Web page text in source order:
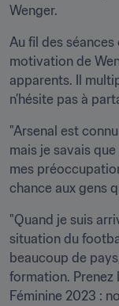
Wenger.
Au fil des séances
motivation de
apparents. Il
n’hésite pas à
"Arsenal est
mais je savais
mes
chance aux gens
"Quand je suis
situation du
beaucoup de
formation. Prenez
Féminine 2023 :